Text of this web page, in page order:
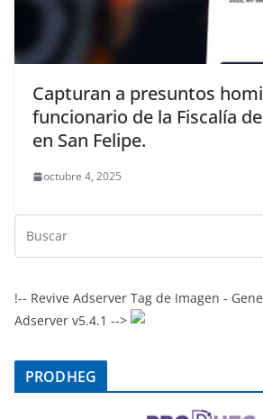
Capturan a presuntos
funcionario de la Fiscalía
en San Felipe.
octubre 4, 2025
!-- Revive Adserver Tag de Imagen -
Adserver v5.4.1 -->
PRODHEG